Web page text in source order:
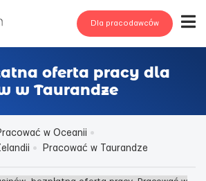
Dla pracodawców
oferta pracy dla
w Taurandze
w Oceanii
Pracować w Taurandze